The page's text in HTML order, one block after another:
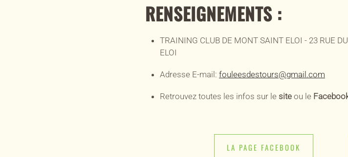
RENSEIGNEMENTS :
TRAINING CLUB DE MONT SAINT ELOI - 23 RUE
ELOI
Adresse E-mail: fouleesdestours@gmail.com
Retrouvez toutes les infos sur le site ou le
LA PAGE FACEBOOK